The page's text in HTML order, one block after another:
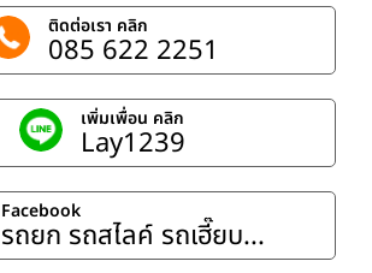
ติดต่อเรา คลิก
085 622 2251
เพิ่มเพื่อน คลิก
Lay1239
Facebook
รถยก รถสไลค์ รถเฮี๊ยบ...